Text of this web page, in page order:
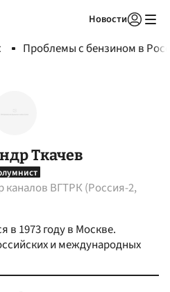
Новости
Проблемы с бензином в
Ткачев
ВГТРК (Россия-2,
в 1973 году в Москве.
и международных